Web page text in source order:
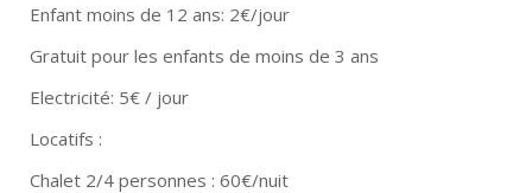
Enfant moins de 12 ans: 2€/jour
Gratuit pour les enfants de moins de 3 ans
Electricité: 5€ / jour
Locatifs :
Chalet 2/4 personnes : 60€/nuit